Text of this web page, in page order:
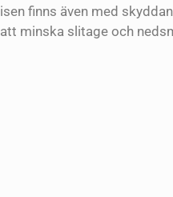
finns även med
minska slitage och